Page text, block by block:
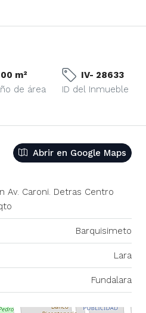
m²
de área
IV- 28633
ID del Inmueble
Abrir en Google Maps
Av. Caroni. Detras Centro
Barquisimeto
Lara
Fundalara